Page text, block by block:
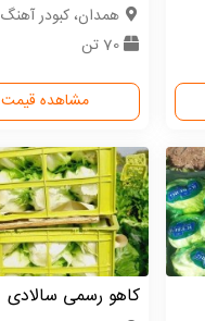
همدان، کبودر آهنگ
70 تن
مشاهده قیمت
کاهو رسمی سالادی